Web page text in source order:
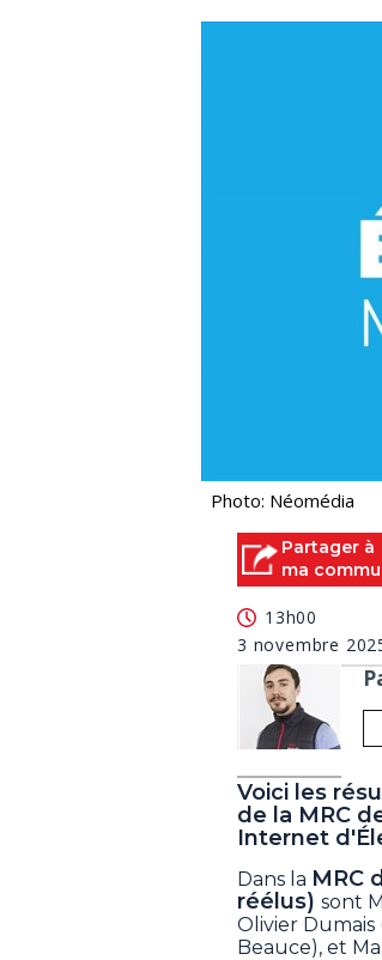
Photo: Néomédia
Partager à
ma
13h00
3 novembre
Voici les
de la MRC
Internet
Dans la MRC
réélus) sont
Olivier Dumais
Beauce), et